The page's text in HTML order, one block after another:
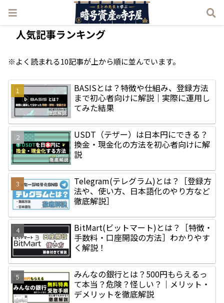
人気記事ランキング
※よく読まれる10記事が上から順に並んでいます。
BASISとは？特徴や仕組み、登録方法
まで初心者向けに解説｜実際に運用し
てみた結果
USDT（テザー）は日本円にできる？
換金・現金化の方法を初心者向けに解
説
Telegram(テレグラム)とは？［登録方
法や、使い方、日本語化のやり方など
徹底解説］
BitMart(ビットマート)とは？［特徴・
手数料・口座開設の方法］わかりやす
く解説！
みんなの銀行とは？500円もらえるっ
て本当？危険？怪しい？｜メリット・
デメリットを徹底解説